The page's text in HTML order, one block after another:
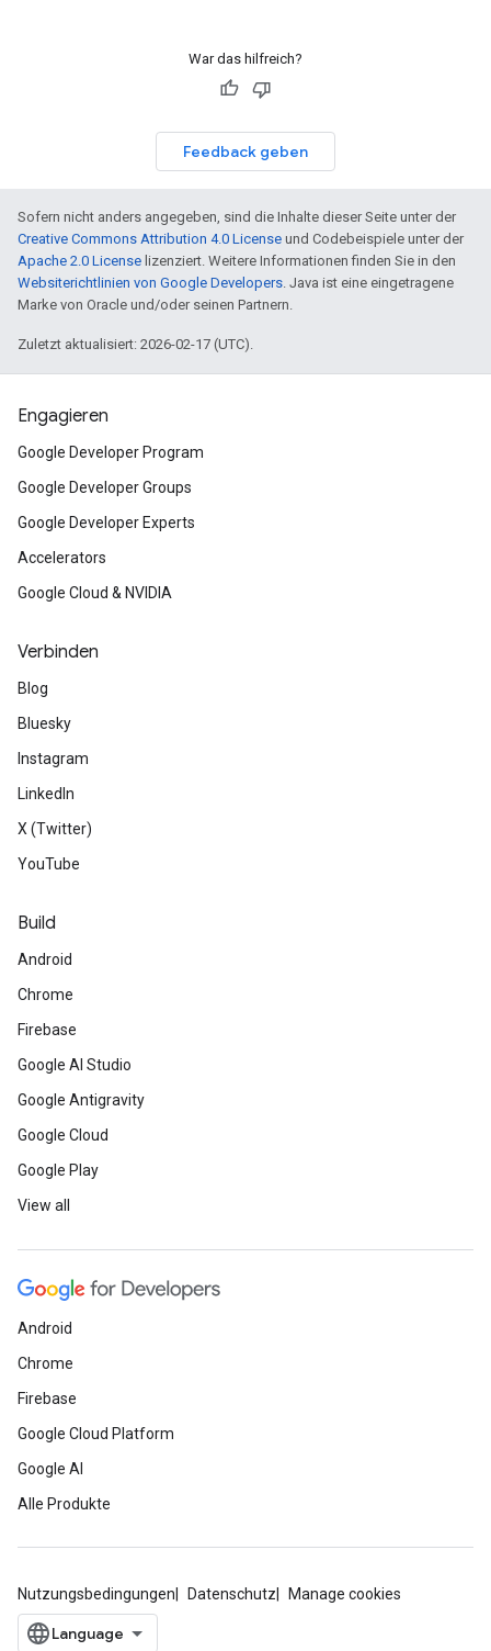
War das hilfreich?
Feedback geben
Sofern nicht anders angegeben, sind die Inhalte dieser Seite unter der
Creative Commons Attribution 4.0 License und Codebeispiele unter der
Apache 2.0 License lizenziert. Weitere Informationen finden Sie in den
Websiterichtlinien von Google Developers. Java ist eine eingetragene
Marke von Oracle und/oder seinen Partnern.
Zuletzt aktualisiert: 2026-02-17 (UTC).
Engagieren
Google Developer Program
Google Developer Groups
Google Developer Experts
Accelerators
Google Cloud & NVIDIA
Verbinden
Blog
Bluesky
Instagram
LinkedIn
X (Twitter)
YouTube
Build
Android
Chrome
Firebase
Google AI Studio
Google Antigravity
Google Cloud
Google Play
View all
Android
Chrome
Firebase
Google Cloud Platform
Google AI
Alle Produkte
Nutzungsbedingungen Datenschutz Manage cookies